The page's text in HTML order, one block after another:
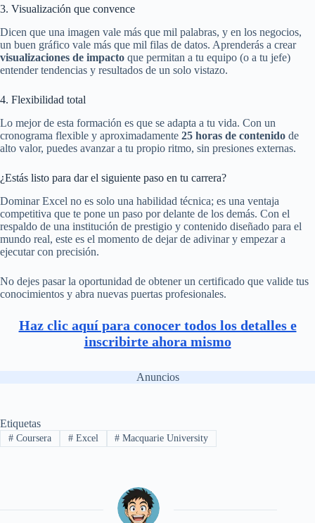
3. Visualización que convence
Dicen que una imagen vale más que mil palabras, y en los negocios,
un buen gráfico vale más que mil filas de datos. Aprenderás a crear
visualizaciones de impacto que permitan a tu equipo (o a tu jefe)
entender tendencias y resultados de un solo vistazo.
4. Flexibilidad total
Lo mejor de esta formación es que se adapta a tu vida. Con un
cronograma flexible y aproximadamente 25 horas de contenido de
alto valor, puedes avanzar a tu propio ritmo, sin presiones externas.
¿Estás listo para dar el siguiente paso en tu carrera?
Dominar Excel no es solo una habilidad técnica; es una ventaja
competitiva que te pone un paso por delante de los demás. Con el
respaldo de una institución de prestigio y contenido diseñado para el
mundo real, este es el momento de dejar de adivinar y empezar a
ejecutar con precisión.
No dejes pasar la oportunidad de obtener un certificado que valide tus
conocimientos y abra nuevas puertas profesionales.
Haz clic aquí para conocer todos los detalles e
inscribirte ahora mismo
Anuncios
Etiquetas
#Coursera #Excel # Macquarie University